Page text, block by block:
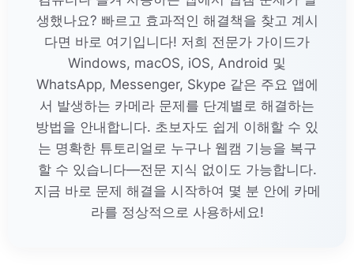
생했나요? 빠르고 효과적인 해결책을 찾고 계시
다면 바로 여기입니다! 저희 전문가 가이드가
Windows, macOS, iOS, Android 및
WhatsApp, Messenger, Skype 같은 주요 앱에
서 발생하는 카메라 문제를 단계별로 해결하는
방법을 안내합니다. 초보자도 쉽게 이해할 수 있
는 명확한 튜토리얼로 누구나 웹캠 기능을 복구
할 수 있습니다—전문 지식 없이도 가능합니다.
지금 바로 문제 해결을 시작하여 몇 분 안에 카메
라를 정상적으로 사용하세요!